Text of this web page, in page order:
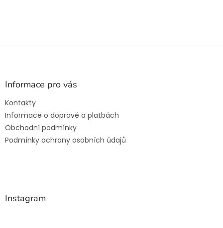
Z
Informace pro vás
Kontakty
Informace o dopravě a platbách
Obchodní podmínky
Podmínky ochrany osobních údajů
Instagram